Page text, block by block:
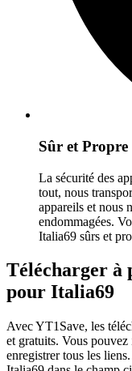
Sûr et Propre
La sécurité des
tout, nous
appareils et nous
endommagées.
Italia69 sûrs et
Télécharger à
pour Italia69
Avec YT1Save, les
et gratuits. Vous
enregistrer tous les